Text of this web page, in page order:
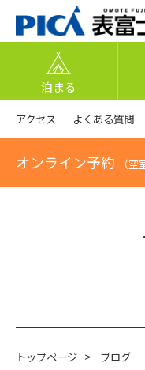
泊まる
アクセス よくある質問
オンライン予約 （空
トップページ > ブログ